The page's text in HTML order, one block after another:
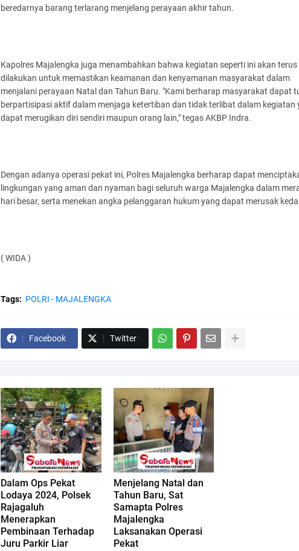
beredarnya barang terlarang menjelang perayaan akhir tahun.
Kapolres Majalengka juga menambahkan bahwa kegiatan seperti ini akan terus
dilakukan untuk memastikan keamanan dan kenyamanan masyarakat dalam
menjalani perayaan Natal dan Tahun Baru. "Kami berharap masyarakat dapat
berpartisipasi aktif dalam menjaga ketertiban dan tidak terlibat dalam kegiatan
dapat merugikan diri sendiri maupun orang lain," tegas AKBP Indra.
Dengan adanya operasi pekat ini, Polres Majalengka berharap dapat
lingkungan yang aman dan nyaman bagi seluruh warga Majalengka dalam
hari besar, serta menekan angka pelanggaran hukum yang dapat merusak
( WIDA )
Tags: POLRI - MAJALENGKA
Facebook Twitter
Dalam Ops Pekat
Lodaya 2024, Polsek
Rajagaluh
Menerapkan
Pembinaan Terhadap
Juru Parkir Liar
Menjelang Natal dan
Tahun Baru, Sat
Samapta Polres
Majalengka
Laksanakan Operasi
Pekat